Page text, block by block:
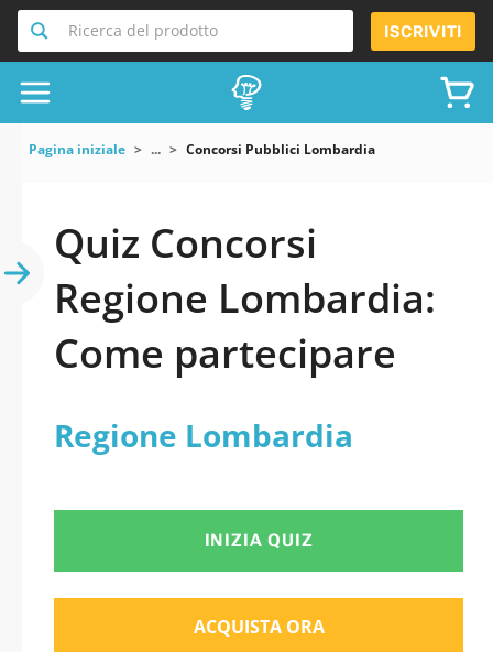
Ricerca del prodotto ISCRIVITI
Pagina iniziale ... Concorsi Pubblici Lombardia
Quiz Concorsi
Regione Lombardia:
Come partecipare
Regione Lombardia
INIZIA QUIZ
ACQUISTA ORA